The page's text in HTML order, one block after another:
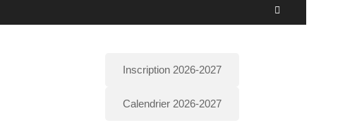
Inscription 2026-2027
Calendrier 2026-2027